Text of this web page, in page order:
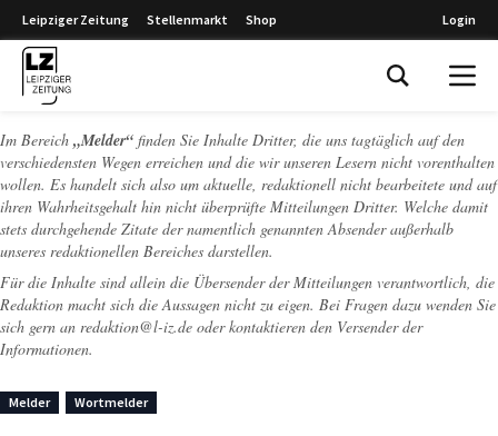
Leipziger Zeitung Stellenmarkt Shop Login
Im Bereich „Melder“ finden Sie Inhalte Dritter, die uns tagtäglich auf den
verschiedensten Wegen erreichen und die wir unseren Lesern nicht vorenthalten
wollen. Es handelt sich also um aktuelle, redaktionell nicht bearbeitete und auf
ihren Wahrheitsgehalt hin nicht überprüfte Mitteilungen Dritter. Welche damit
stets durchgehende Zitate der namentlich genannten Absender außerhalb
unseres redaktionellen Bereiches darstellen.
Für die Inhalte sind allein die Übersender der Mitteilungen verantwortlich, die
Redaktion macht sich die Aussagen nicht zu eigen. Bei Fragen dazu wenden Sie
sich gern an redaktion@l-iz.de oder kontaktieren den Versender der
Informationen.
Melder Wortmelder